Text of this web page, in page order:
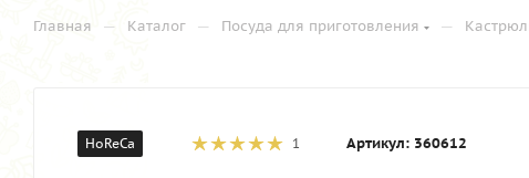
Главная — Каталог — Посуда для приготовления —
HoReCa 1 Артикул: 360612